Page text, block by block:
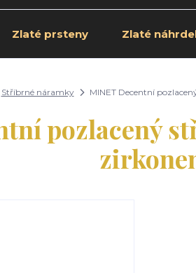
Zlaté prsteny Zlaté
Stříbrné náramky MINET Decentní
pozlacený